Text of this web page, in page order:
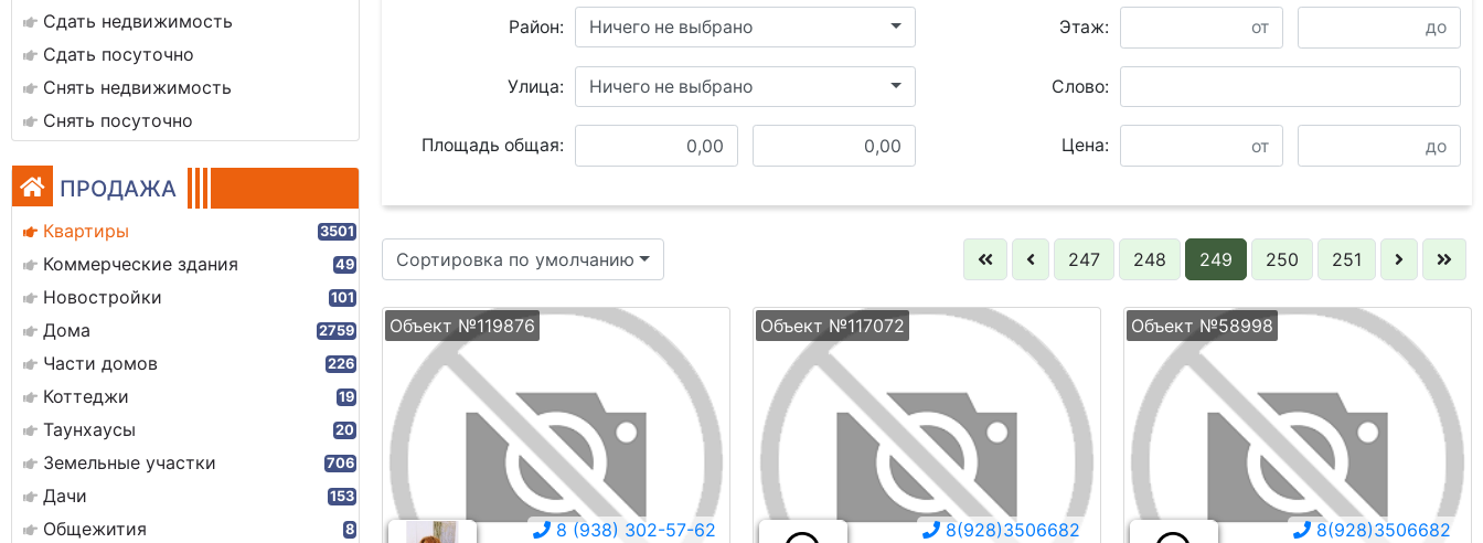
Сдать недвижимость
Сдать посуточно
Снять недвижимость
Снять посуточно
ПРОДАЖА
Квартиры 3501
Коммерческие здания 49
Новостройки 101
Дома 2759
Части домов 226
Коттеджи 19
Таунхаусы 20
Земельные участки 706
Дачи 153
Общежития 8
Район: Ничего не выбрано Этаж:
Улица: Ничего не выбрано Слово:
Площадь общая: Цена:
Сортировка по умолчанию 247 248 249 250 251
Объект №119876
8 (938) 302-57-62
Объект №117072
8(928)3506682
Объект №58998
8(928)3506682